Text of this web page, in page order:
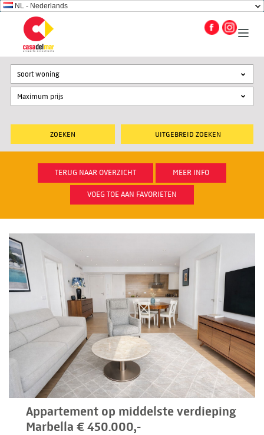
NL - Nederlands
UITGEBREID ZOEKEN
Soort woning
TERUG NAAR OVERZICHT MEER INFO
VOEG TOE AAN FAVORIETEN
Appartement op middelste verdieping
Marbella € 450.000,-